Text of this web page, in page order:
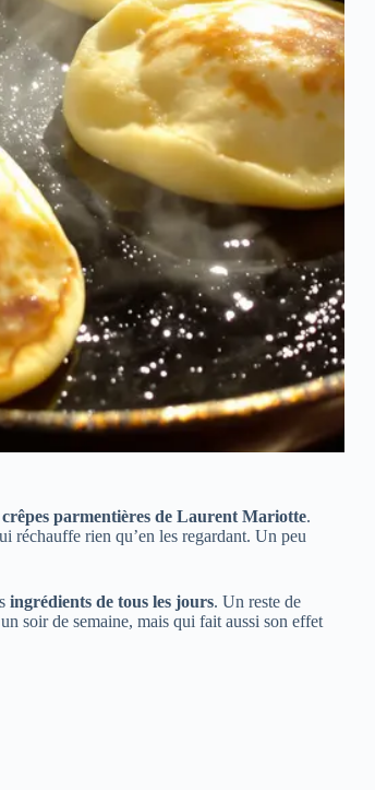
crêpes parmentières de Laurent Mariotte.
réchauffe rien qu’en les regardant. Un peu
ingrédients de tous les jours. Un reste de
soir de semaine, mais qui fait aussi son effet